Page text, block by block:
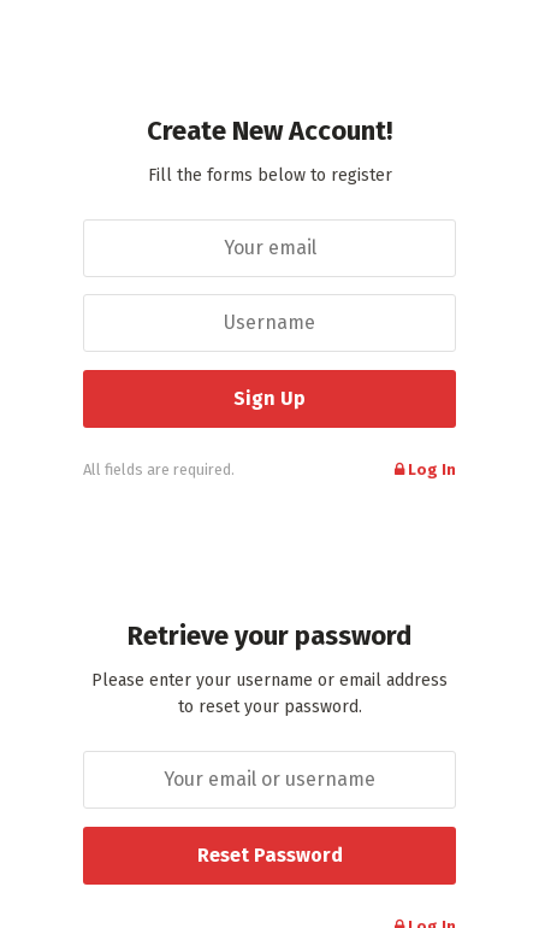
Create New Account!
Fill the forms below to register
All fields are required. Log In
Retrieve your password
Please enter your username or email address
to reset your password.